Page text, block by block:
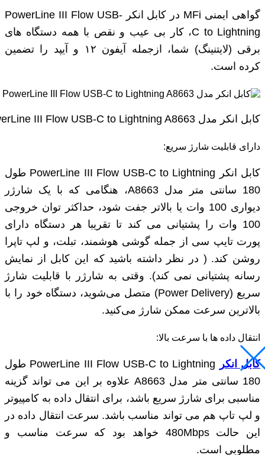
گواهی ایمنی MFi در کابل انکر PowerLine III Flow USB-
C to Lightning، کار بی‌ عیب و نقص با همه دستگاه ‌های
برقی (لایتنینگ) شما، ازجمله آیفون ۱۲ و آیپد را تضمین
کرده است.
کابل انکر مدل PowerLine III Flow USB-C to Lightning A8663
دارای قابلیت شارژ سریع:
کابل انکر PowerLine III Flow USB-C to Lightning طول
180 سانتی متر مدل A8663، هنگامی که با یک شارژر
دیواری 100 وات یا بالاتر جفت شود، حداکثر توان خروجی
100 وات را پشتیانی می کند تا تقریبا هر دستگاه دارای
پورت تایپ سی از جمله گوشی هوشمند، تبلت، و لپ تاپرا
روشن کند. ( در نظر داشته باشید که این کابل از نمایش
رسانه پشتیانی نمی کند). وقتی به شارژر با قابلیت شارژ
سریع (Power Delivery) متصل می‌شوید، دستگاه خود را با
بالاترین سرعت ممکن شارژ می‌کنید.
انتقال داده ها با سرعت بالا:
کابل انکر
PowerLine III Flow USB-C to Lightning طول
180 سانتی متر مدل A8663 علاوه بر این می ‌تواند گزینه
مناسبی برای شارژ سریع باشد، برای انتقال داده به کامپیوتر
و لپ تاپ هم می تواند مناسب باشد. سرعت انتقال داده در
این حالت 480Mbps خواهد بود که سرعت مناسب و
مطلوبی است.